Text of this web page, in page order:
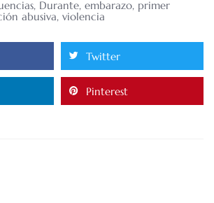
, Durante, embarazo, primer
abusiva, violencia
Twitter
Pinterest